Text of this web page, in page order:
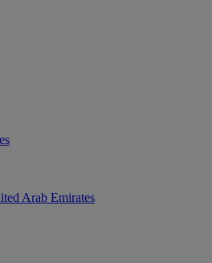
Arab Emirates